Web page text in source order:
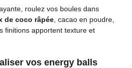
roulez vos boules dans
de coco râpée , cacao en poudre,
finitions apportent texture et
vos energy balls